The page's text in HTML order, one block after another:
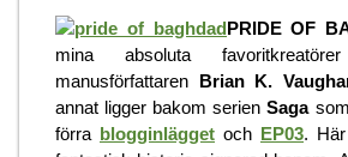
PRIDE OF
mina absoluta
manusförfattaren Brian K.
annat ligger bakom serienSaga
förra blogginlägget och EP03.